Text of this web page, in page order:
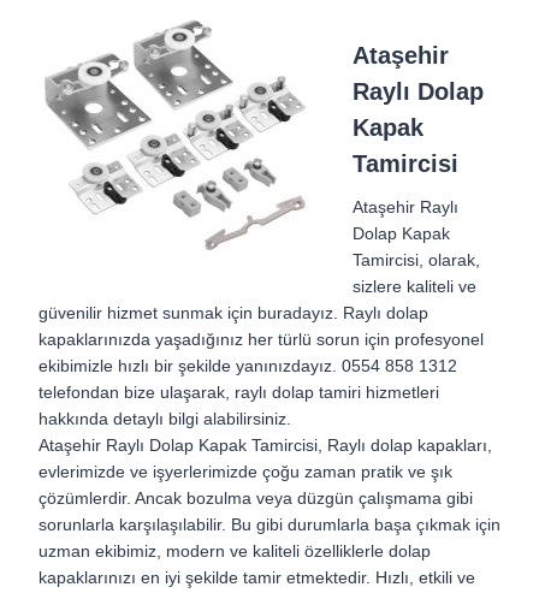
Ataşehir
Raylı Dolap
Kapak
Tamircisi
Ataşehir Raylı
Dolap Kapak
Tamircisi, olarak,
sizlere kaliteli ve
güvenilir hizmet sunmak için buradayız. Raylı dolap
kapaklarınızda yaşadığınız her türlü sorun için profesyonel
ekibimizle hızlı bir şekilde yanınızdayız. 0554 858 1312
telefondan bize ulaşarak, raylı dolap tamiri hizmetleri
hakkında detaylı bilgi alabilirsiniz.
Ataşehir Raylı Dolap Kapak Tamircisi, Raylı dolap kapakları,
evlerimizde ve işyerlerimizde çoğu zaman pratik ve şık
çözümlerdir. Ancak bozulma veya düzgün çalışmama gibi
sorunlarla karşılaşılabilir. Bu gibi durumlarla başa çıkmak için
uzman ekibimiz, modern ve kaliteli özelliklerle dolap
kapaklarınızı en iyi şekilde tamir etmektedir. Hızlı, etkili ve